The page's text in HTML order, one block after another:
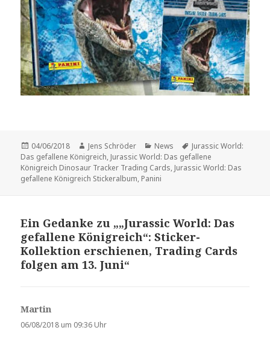
Veröffentlicht
am
04/06/2018 Autor
Jens Schröder Kategorien
News Schlagwörter
Jurassic World:
Das gefallene Königreich, Jurassic World: Das gefallene
Königreich Dinosaur Tracker Trading Cards, Jurassic World: Das
gefallene Königreich Stickeralbum, Panini
Ein Gedanke zu „„Jurassic World: Das
gefallene Königreich“: Sticker-
Kollektion erschienen, Trading Cards
folgen am 13. Juni“
Martin
a
06/08/2018 um 09:36 Uhr